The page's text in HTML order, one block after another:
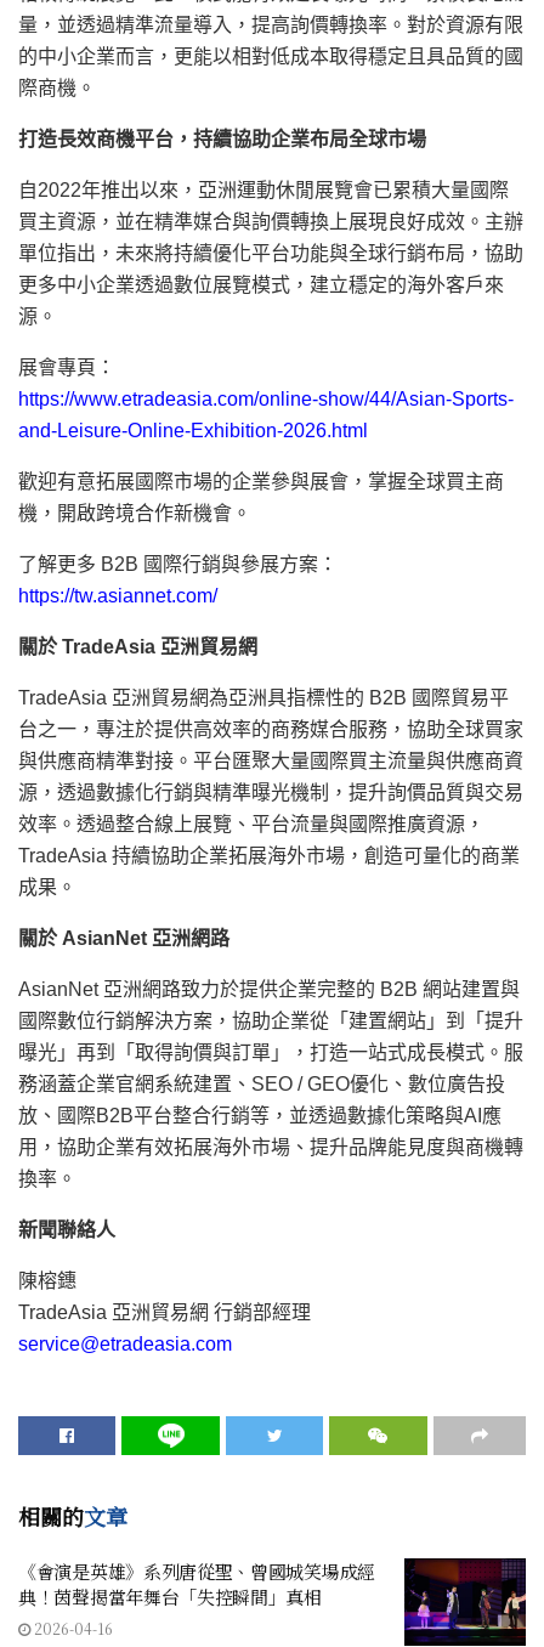
量，並透過精準流量導入，提高詢價轉換率。對於資源有限
的中小企業而言，更能以相對低成本取得穩定且具品質的國
際商機。
打造長效商機平台，持續協助企業布局全球市場
自2022年推出以來，亞洲運動休閒展覽會已累積大量國際
買主資源，並在精準媒合與詢價轉換上展現良好成效。主辦
單位指出，未來將持續優化平台功能與全球行銷布局，協助
更多中小企業透過數位展覽模式，建立穩定的海外客戶來
源。
展會專頁：
https://www.etradeasia.com/online-show/44/Asian-Sports-
and-Leisure-Online-Exhibition-2026.html
歡迎有意拓展國際市場的企業參與展會，掌握全球買主商
機，開啟跨境合作新機會。
了解更多 B2B 國際行銷與參展方案：
https://tw.asiannet.com/
關於 TradeAsia 亞洲貿易網
TradeAsia 亞洲貿易網為亞洲具指標性的 B2B 國際貿易平
台之一，專注於提供高效率的商務媒合服務，協助全球買家
與供應商精準對接。平台匯聚大量國際買主流量與供應商資
源，透過數據化行銷與精準曝光機制，提升詢價品質與交易
效率。透過整合線上展覽、平台流量與國際推廣資源，
TradeAsia 持續協助企業拓展海外市場，創造可量化的商業
成果。
關於 AsianNet 亞洲網路
AsianNet 亞洲網路致力於提供企業完整的 B2B 網站建置與
國際數位行銷解決方案，協助企業從「建置網站」到「提升
曝光」再到「取得詢價與訂單」，打造一站式成長模式。服
務涵蓋企業官網系統建置、SEO / GEO優化、數位廣告投
放、國際B2B平台整合行銷等，並透過數據化策略與AI應
用，協助企業有效拓展海外市場、提升品牌能見度與商機轉
換率。
新聞聯絡人
陳榕鏸
TradeAsia 亞洲貿易網 行銷部經理
service@etradeasia.com
相關的文章
《會演是英雄》系列唐從聖、曾國城笑場成經
典！茵聲揭當年舞台「失控瞬間」真相
2026-04-16